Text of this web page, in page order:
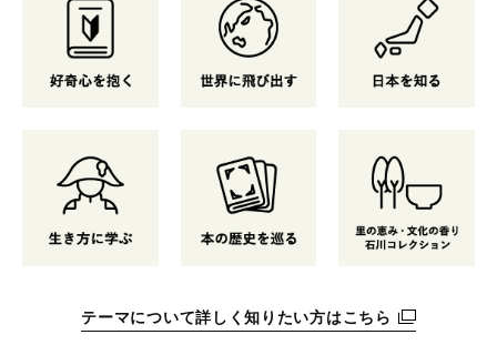
テーマについて詳しく知りたい方はこちら